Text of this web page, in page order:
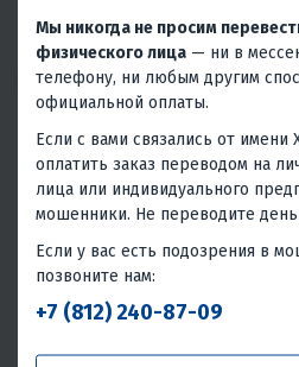
9.9 2T S
Румпель
Китай
5 16
ЛОДКА MISHIMO LITE 315
64 900 ₽87 900 ₽-26%
Мы никогда не просим
физического лица — ни в
телефону, ни любым другим
официальной оплаты.
Если с вами связались от имени
оплатить заказ переводом на
лица или индивидуального
мошенники. Не переводите
Если у вас есть подозрения в
позвоните нам:
+7 (812) 240-87-09